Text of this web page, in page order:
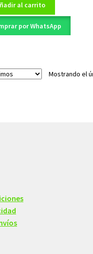
al carrito
por WhatsApp
Mostrando el